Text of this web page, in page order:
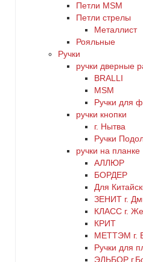
Петли MSM
Петли стрелы
Металлист
Рояльные
Ручки
ручки дверные
BRALLI
MSM
Ручки для
ручки кнопки
г. Нытва
Ручки
ручки на планке
АЛЛЮР
БОРДЕР
Для
ЗЕНИТ г.
КЛАСС г.
КРИТ
МЕТТЭМ г.
Ручки для
ЭЛЬБОР